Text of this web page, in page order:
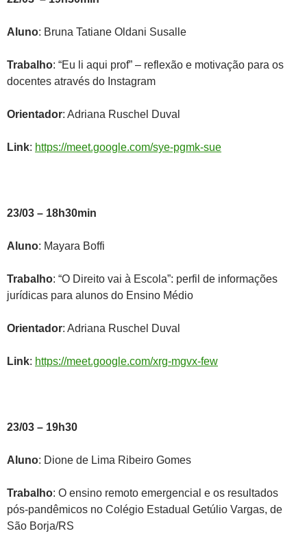
Aluno: Bruna Tatiane Oldani Susalle
Trabalho: “Eu li aqui prof” – reflexão e motivação para os
docentes através do Instagram
Orientador: Adriana Ruschel Duval
Link: https://meet.google.com/sye-pgmk-sue
23/03 – 18h30min
Aluno: Mayara Boffi
Trabalho: “O Direito vai à Escola”: perfil de informações
jurídicas para alunos do Ensino Médio
Orientador: Adriana Ruschel Duval
Link: https://meet.google.com/xrg-mgvx-few
23/03 – 19h30
Aluno: Dione de Lima Ribeiro Gomes
Trabalho: O ensino remoto emergencial e os resultados
pós-pandêmicos no Colégio Estadual Getúlio Vargas, de
São Borja/RS